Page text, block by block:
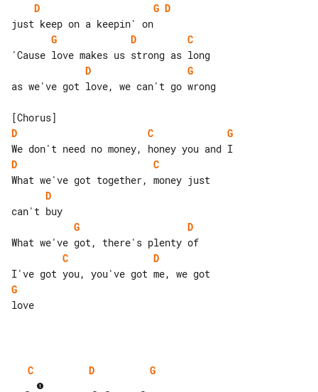
D
G D
G
D
C
D
G
as we've got love, we can't go wrong
D
C
G
D
C
D
G
D
C
D
G
love
C D G